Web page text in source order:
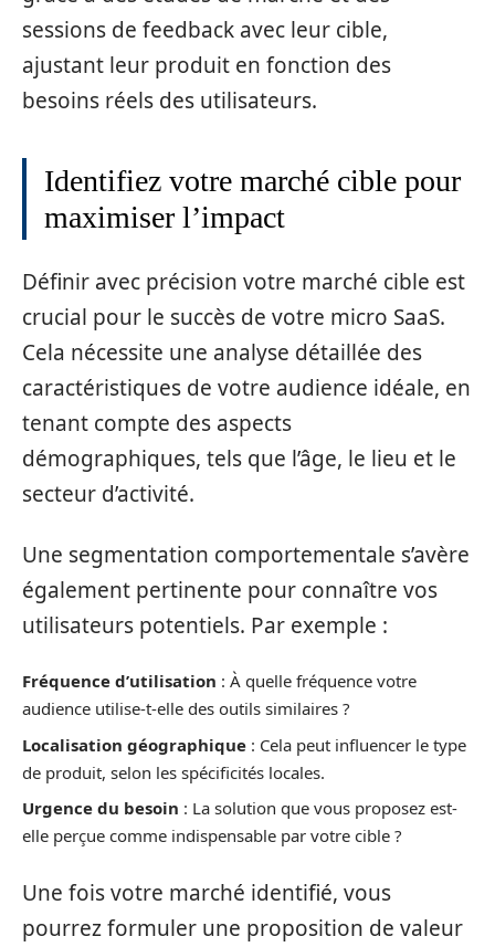
sessions de feedback avec leur cible,
ajustant leur produit en fonction des
besoins réels des utilisateurs.
Identifiez votre marché cible pour
maximiser l’impact
Définir avec précision votre marché cible est
crucial pour le succès de votre micro SaaS.
Cela nécessite une analyse détaillée des
caractéristiques de votre audience idéale, en
tenant compte des aspects
démographiques, tels que l’âge, le lieu et le
secteur d’activité.
Une segmentation comportementale s’avère
également pertinente pour connaître vos
utilisateurs potentiels. Par exemple :
Fréquence d’utilisation : À quelle fréquence votre
audience utilise-t-elle des outils similaires ?
Localisation géographique : Cela peut influencer le type
de produit, selon les spécificités locales.
Urgence du besoin : La solution que vous proposez est-
elle perçue comme indispensable par votre cible ?
Une fois votre marché identifié, vous
pourrez formuler une proposition de valeur